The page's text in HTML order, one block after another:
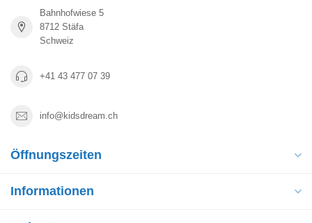
Bahnhofwiese 5
8712 Stäfa
Schweiz
+41 43 477 07 39
info@kidsdream.ch
Öffnungszeiten
Informationen